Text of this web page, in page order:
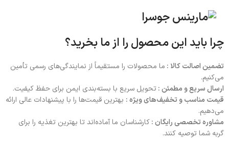
چرا باید این محصول را از ما بخرید؟
تضمین اصالت کالا : ما محصولات را مستقیماً از نمایندگی‌های رسمی تأمین
می‌کنیم.
ارسال سریع و مطمئن :تحویل سریع با بسته‌بندی ایمن برای حفظ کیفیت.
قیمت مناسب و تخفیف‌های ویژه : بهترین قیمت‌ها را با پیشنهادات عالی ارائه
می‌دهیم.
مشاوره تخصصی رایگان :کارشناسان ما آماده‌اند تا بهترین تغذیه را برای
گربه شما توصیه کنند.